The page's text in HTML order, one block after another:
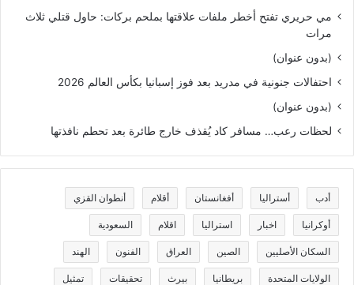
مي حريري تفتح أخطر ملفات علاقتها بملحم بركات: حاول قتلي ثلاث
مرات
(بدون عنوان)
احتفالات جنونية في مدريد بعد فوز إسبانيا بكأس العالم 2026
(بدون عنوان)
لحظات رعب… مسافر كاد يُقذف خارج طائرة بعد تحطم نافذتها
أدب أستراليا أفغانستان أقلام أنطوان القزي
أوكرانيا اخبار استراليا اقلام السعودية
السكان الأصليين الصين العراق الفنون الهند
الولايات المتحدة بريطانيا بيرث تحقيقات تمثيل